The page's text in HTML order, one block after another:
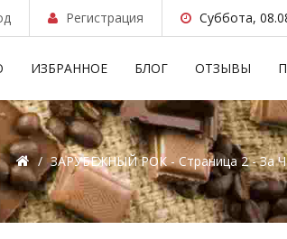
Регистрация Суббота,
ИЗБРАННОЕ БЛОГ ОТЗЫВЫ
/ ЗАРУБЕЖНЫЙ РОК - Страница 2 - За